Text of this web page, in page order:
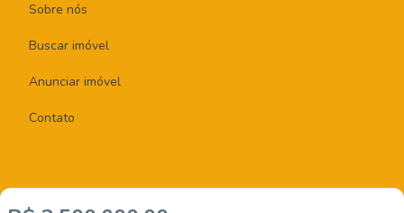
Sobre nós
Buscar imóvel
Anunciar imóvel
Contato